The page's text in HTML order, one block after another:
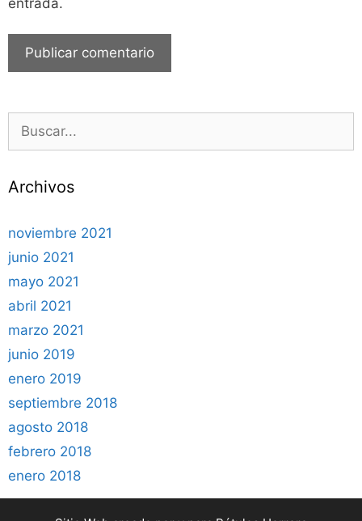
Archivos
noviembre 2021
junio 2021
mayo 2021
abril 2021
marzo 2021
junio 2019
enero 2019
septiembre 2018
agosto 2018
febrero 2018
enero 2018